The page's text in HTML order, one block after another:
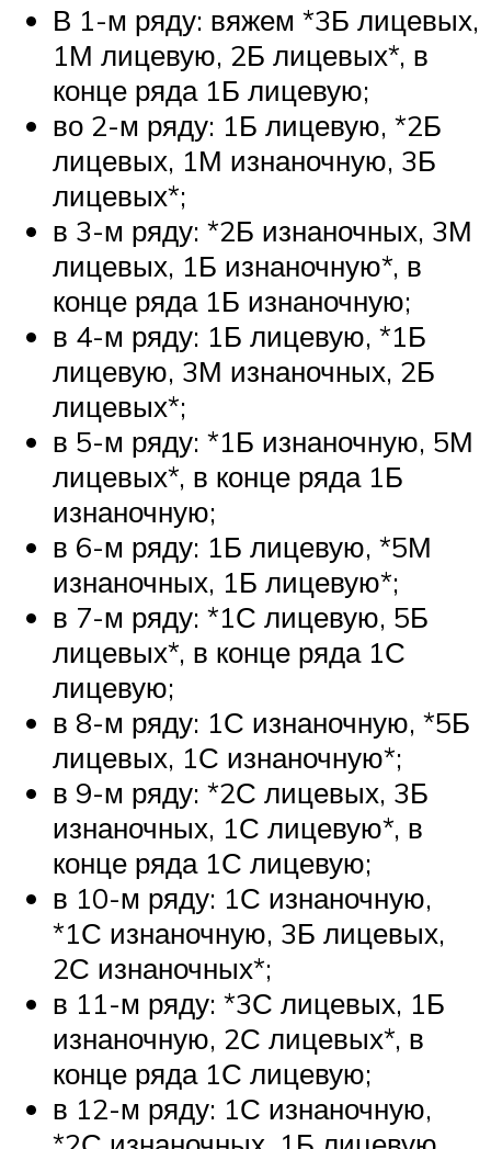
В 1-м ряду: вяжем *3Б лицевых,
1М лицевую, 2Б лицевых*, в
конце ряда 1Б лицевую;
во 2-м ряду: 1Б лицевую, *2Б
лицевых, 1М изнаночную, 3Б
лицевых*;
в 3-м ряду: *2Б изнаночных, 3М
лицевых, 1Б изнаночную*, в
конце ряда 1Б изнаночную;
в 4-м ряду: 1Б лицевую, *1Б
лицевую, 3М изнаночных, 2Б
лицевых*;
в 5-м ряду: *1Б изнаночную, 5М
лицевых*, в конце ряда 1Б
изнаночную;
в 6-м ряду: 1Б лицевую, *5М
изнаночных, 1Б лицевую*;
в 7-м ряду: *1С лицевую, 5Б
лицевых*, в конце ряда 1С
лицевую;
в 8-м ряду: 1С изнаночную, *5Б
лицевых, 1С изнаночную*;
в 9-м ряду: *2С лицевых, 3Б
изнаночных, 1С лицевую*, в
конце ряда 1С лицевую;
в 10-м ряду: 1С изнаночную,
*1С изнаночную, 3Б лицевых,
2С изнаночных*;
в 11-м ряду: *3С лицевых, 1Б
изнаночную, 2С лицевых*, в
конце ряда 1С лицевую;
в 12-м ряду: 1С изнаночную,